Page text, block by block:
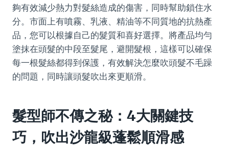
夠有效減少熱力對髮絲造成的傷害，同時幫助鎖住水
分。市面上有噴霧、乳液、精油等不同質地的抗熱產
品，您可以根據自己的髮質和喜好選擇。將產品均勻
塗抹在頭髮的中段至髮尾，避開髮根，這樣可以確保
每一根髮絲都得到保護，有效解決怎麼吹頭髮不毛躁
的問題，同時讓頭髮吹出來更順滑。
髮型師不傳之秘：4大關鍵技
巧，吹出沙龍級蓬鬆順滑感